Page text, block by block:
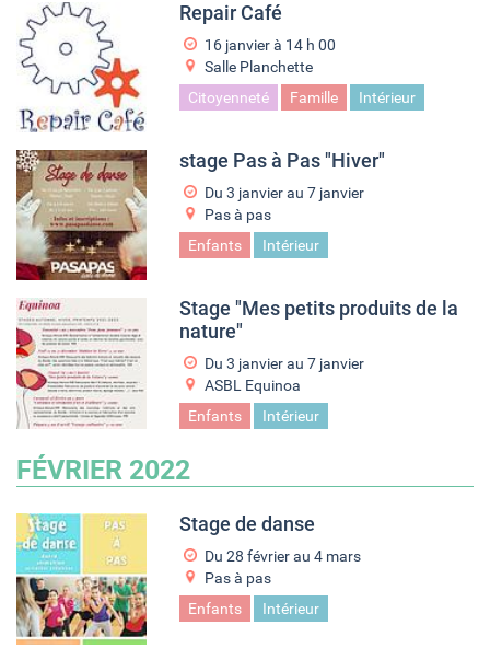
Repair Café
16 janvier à 14 h 00
Salle Planchette
Citoyenneté
Famille Intérieur
stage Pas à Pas "Hiver"
Du 3 janvier au 7 janvier
Pas à pas
Enfants
Intérieur
Stage "Mes petits produits de la
nature"
Du 3 janvier au 7 janvier
ASBL Equinoa
Enfants
Intérieur
FÉVRIER 2022
Stage de danse
Du 28 février au 4 mars
Pas à pas
Enfants
Intérieur